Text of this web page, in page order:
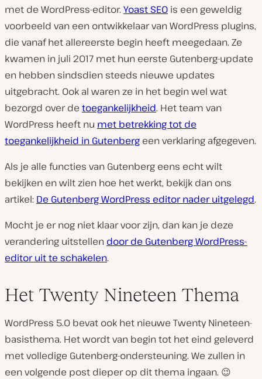
met de WordPress-editor. Yoast SEO is een geweldig
voorbeeld van een ontwikkelaar van WordPress plugins,
die vanaf het allereerste begin heeft meegedaan. Ze
kwamen in juli 2017 met hun eerste Gutenberg-update
en hebben sindsdien steeds nieuwe updates
uitgebracht. Ook al waren ze in het begin wel wat
bezorgd over de toegankelijkheid. Het team van
WordPress heeft nu met betrekking tot de
toegankelijkheid in Gutenberg een verklaring afgegeven.
Als je alle functies van Gutenberg eens echt wilt
bekijken en wilt zien hoe het werkt, bekijk dan ons
artikel: De Gutenberg WordPress editor nader uitgelegd.
Mocht je er nog niet klaar voor zijn, dan kan je deze
verandering uitstellen door de Gutenberg WordPress-
editor uit te schakelen.
Het Twenty Nineteen Thema
WordPress 5.0 bevat ook het nieuwe Twenty Nineteen-
basisthema. Het wordt van begin tot het eind geleverd
met volledige Gutenberg-ondersteuning. We zullen in
een volgende post dieper op dit thema ingaan. 😉